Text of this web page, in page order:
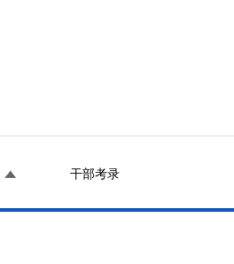
干部考录